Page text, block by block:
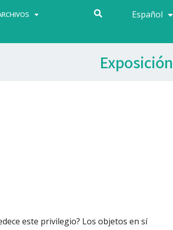
Español
Français
Exposición
este privilegio? Los objetos en sí